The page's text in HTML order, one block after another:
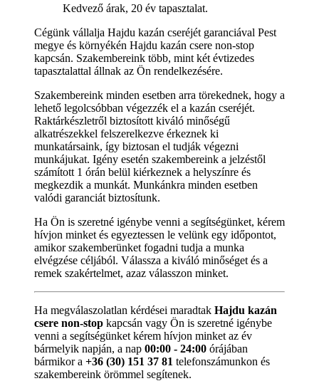
Kedvező árak, 20 év tapasztalat.
Cégünk vállalja Hajdu kazán cseréjét garanciával Pest
megye és környékén Hajdu kazán csere non-stop
kapcsán. Szakembereink több, mint két évtizedes
tapasztalattal állnak az Ön rendelkezésére.
Szakembereink minden esetben arra törekednek, hogy a
lehető legolcsóbban végezzék el a kazán cseréjét.
Raktárkészletről biztosított kiváló minőségű
alkatrészekkel felszerelkezve érkeznek ki
munkatársaink, így biztosan el tudják végezni
munkájukat. Igény esetén szakembereink a jelzéstől
számított 1 órán belül kiérkeznek a helyszínre és
megkezdik a munkát. Munkánkra minden esetben
valódi garanciát biztosítunk.
Ha Ön is szeretné igénybe venni a segítségünket, kérem
hívjon minket és egyeztessen le velünk egy időpontot,
amikor szakemberünket fogadni tudja a munka
elvégzése céljából. Válassza a kiváló minőséget és a
remek szakértelmet, azaz válasszon minket.
Ha megválaszolatlan kérdései maradtak Hajdu kazán
csere non-stop kapcsán vagy Ön is szeretné igénybe
venni a segítségünket kérem hívjon minket az év
bármelyik napján, a nap 00:00 - 24:00 órájában
bármikor a +36 (30) 151 37 81 telefonszámunkon és
szakembereink örömmel segítenek.